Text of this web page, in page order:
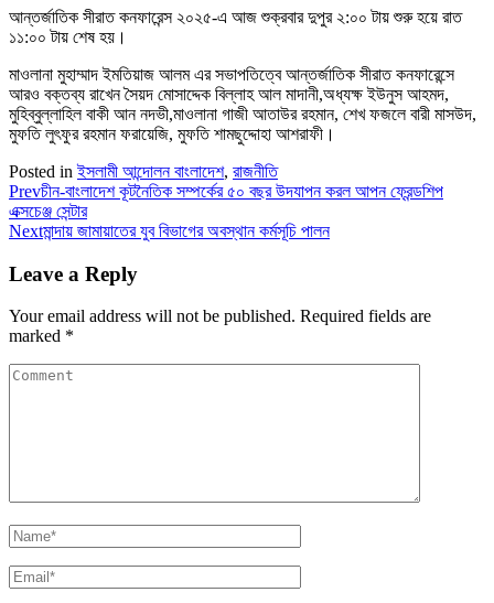
আন্তর্জাতিক সীরাত কনফারেন্স ২০২৫-এ আজ শুক্রবার দুপুর ২:০০ টায় শুরু হয়ে রাত
১১:০০ টায় শেষ হয়।
মাওলানা মুহাম্মাদ ইমতিয়াজ আলম এর সভাপতিত্বে আন্তর্জাতিক সীরাত কনফারেন্সে
আরও বক্তব্য রাখেন সৈয়দ মোসাদ্দেক বিল্লাহ আল মাদানী,অধ্যক্ষ ইউনুস আহমদ,
মুহিব্বুল্লাহিল বাকী আন নদভী,মাওলানা গাজী আতাউর রহমান, শেখ ফজলে বারী মাসউদ,
মুফতি লুৎফুর রহমান ফরায়েজি, মুফতি শামছুদ্দোহা আশরাফী।
Posted inইসলামী আন্দোলন বাংলাদেশ, রাজনীতি
Prevচীন-বাংলাদেশ কূটনৈতিক সম্পর্কের ৫০ বছর উদযাপন করল আপন ফ্রেন্ডশিপ
এক্সচেঞ্জ সেন্টার
Nextমান্দায় জামায়াতের যুব বিভাগের অবস্থান কর্মসূচি পালন
Leave a Reply
Your email address will not be published. Required fields are
marked *